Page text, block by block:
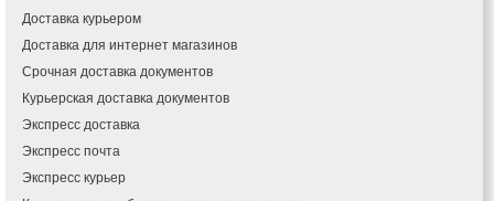
Доставка курьером
Доставка для интернет магазинов
Срочная доставка документов
Курьерская доставка документов
Экспресс доставка
Экспресс почта
Экспресс курьер
Ирпень
Ивано-Франковск
Измаил
Кагарлык
Калуш
Каменец-Подольский
Каменка
Каменское